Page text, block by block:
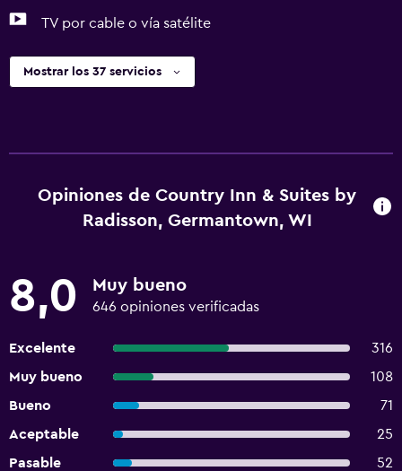
TV por cable o vía satélite
Mostrar los 37 servicios
Opiniones de Country Inn & Suites by
Radisson, Germantown, WI
8,0 Muy bueno
646 opiniones verificadas
Excelente
316
Muy bueno
108
Bueno
71
Aceptable
25
Pasable
52